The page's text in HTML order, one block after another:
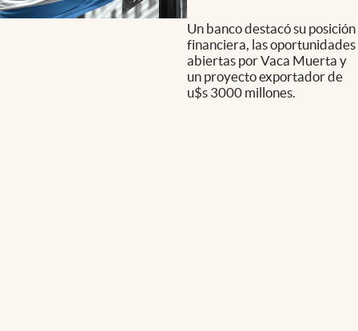
Un banco destacó su posición
financiera, las oportunidades
abiertas por Vaca Muerta y
un proyecto exportador de
u$s 3000 millones.